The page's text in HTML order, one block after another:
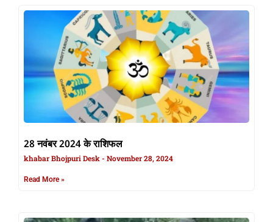
28 नवंबर 2024 के राशिफल
khabar Bhojpuri Desk November 28, 2024
Read More »